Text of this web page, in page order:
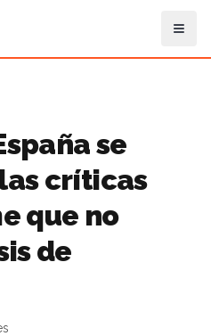
se
críticas
que no
de